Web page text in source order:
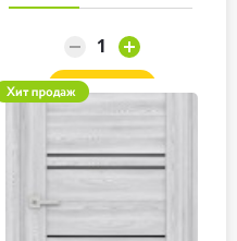
Заказать